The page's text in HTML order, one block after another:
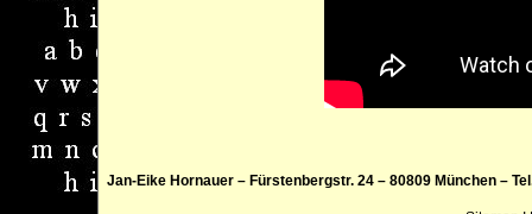
Jan-Eike Hornauer – Fürstenbergstr. 24 – 80809 München –